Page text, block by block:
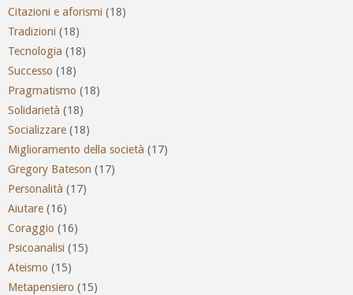
Citazioni e aforismi (18)
Tradizioni (18)
Tecnologia (18)
Successo (18)
Pragmatismo (18)
Solidarietà (18)
Socializzare (18)
Miglioramento della società (17)
Gregory Bateson (17)
Personalità (17)
Aiutare (16)
Coraggio (16)
Psicoanalisi (15)
Ateismo (15)
Metapensiero (15)